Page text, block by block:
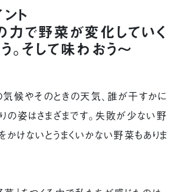
ント
で野菜が変化していく
。そして味わおう〜
候やそのときの天気、誰が干すかに
の姿はさまざまです。失敗が少ない野
かけないとうまくいかない野菜もありま